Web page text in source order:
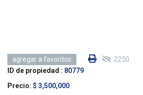
agregar a favoritos 2250
ID de propiedad : 80779
Precio: $ 3,500,000